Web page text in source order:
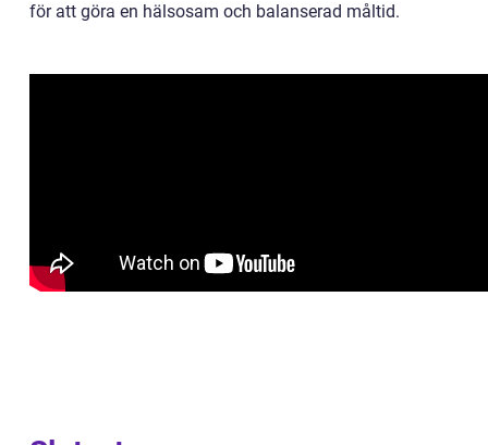
för att göra en hälsosam och balanserad måltid.